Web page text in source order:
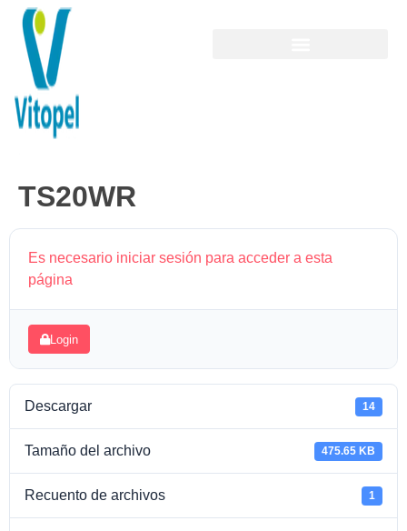
TS20WR
Es necesario iniciar sesión para acceder a esta
página
Login
Descargar 14
Tamaño del archivo 475.65 KB
Recuento de archivos 1